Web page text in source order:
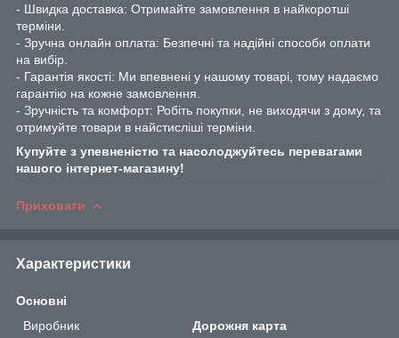
- Швидка доставка: Отримайте замовлення в найкоротші
терміни.
- Зручна онлайн оплата: Безпечні та надійні способи оплати
на вибір.
- Гарантія якості: Ми впевнені у нашому товарі, тому надаємо
гарантію на кожне замовлення.
- Зручність та комфорт: Робіть покупки, не виходячи з дому, та
отримуйте товари в найстисліші терміни.
Купуйте з упевненістю та насолоджуйтесь перевагами
нашого інтернет-магазину!
Приховати
Характеристики
Основні
Виробник
Дорожня карта